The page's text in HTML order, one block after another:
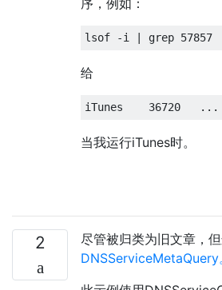
给
当我运行iTunes时。
2
尽管被归类为旧文章，
DNSServiceMetaQuery